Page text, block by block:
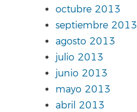
octubre 2013
septiembre 2013
agosto 2013
julio 2013
junio 2013
mayo 2013
abril 2013